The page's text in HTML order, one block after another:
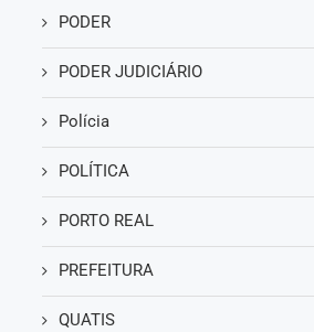
PODER
PODER JUDICIÁRIO
Polícia
POLÍTICA
PORTO REAL
PREFEITURA
QUATIS